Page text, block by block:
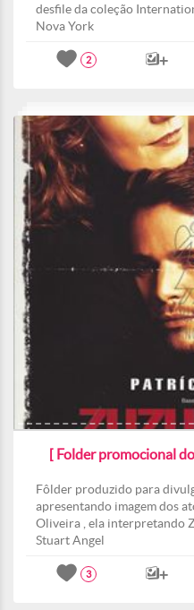
desfile da coleção
Nova York
2
[ Folder promocional
Fôlder produzido para
apresentando imagem dos
Oliveira , ela interpretando
Stuart Angel
3